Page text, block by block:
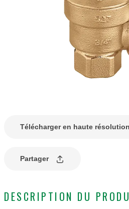
Télécharger en haute résolution
Partager
DESCRIPTION DU